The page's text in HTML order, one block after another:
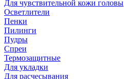
Для чувствительной кожи головы
Осветлители
Пенки
Пилинги
Пудры
Спреи
Термозащитные
Для укладки
Для расчесывания